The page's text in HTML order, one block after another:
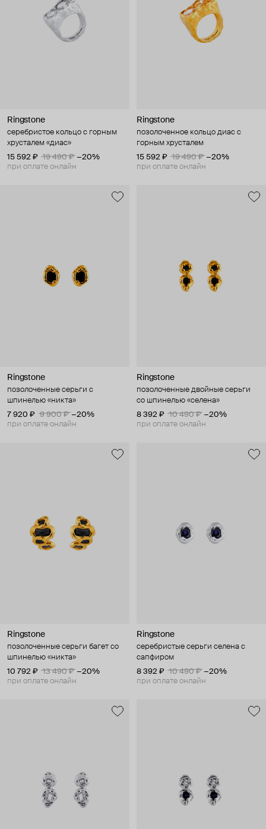
Ringstone
серебристое кольцо с горным
хрусталем «диас»
15 592 ₽
19 490 ₽ −20%
при оплате онлайн
Ringstone
позолоченное кольцо диас с
горным хрусталем
15 592 ₽
19 490 ₽ −20%
при оплате онлайн
Ringstone
позолоченные серьги с
шпинелью «никта»
7 920 ₽
9 900 ₽ −20%
при оплате онлайн
Ringstone
позолоченные двойные серьги
со шпинелью «селена»
8 392 ₽
10 490 ₽ −20%
при оплате онлайн
Ringstone
позолоченные серьги багет со
шпинелью «никта»
10 792 ₽
13 490 ₽ −20%
при оплате онлайн
Ringstone
серебристые серьги селена с
сапфиром
8 392 ₽
10 490 ₽ −20%
при оплате онлайн